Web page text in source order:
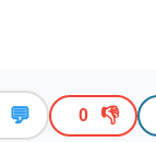
👎
0
💬